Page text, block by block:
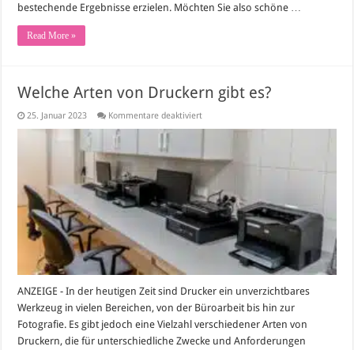
bestechende Ergebnisse erzielen. Möchten Sie also schöne …
Read More »
Welche Arten von Druckern gibt es?
25. Januar 2023 Kommentare deaktiviertfür
Druckern
gibt
ANZEIGE - In der heutigen Zeit sind Drucker ein unverzichtbares
Werkzeug in vielen Bereichen, von der Büroarbeit bis hin zur
Fotografie. Es gibt jedoch eine Vielzahl verschiedener Arten von
Druckern, die für unterschiedliche Zwecke und Anforderungen